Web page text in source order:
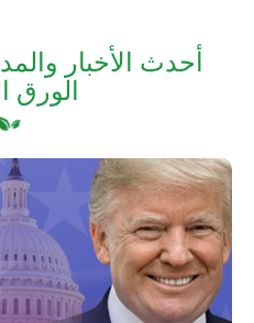
أحدث الأخبار
الورق